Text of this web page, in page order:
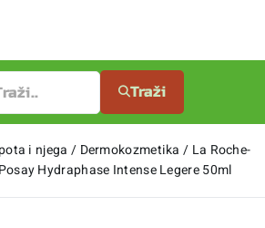
Traži
i njega / Dermokozmetika / La Roche-
Hydraphase Intense Legere 50ml